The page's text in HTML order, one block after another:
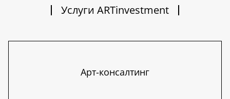
Услуги ARTinvestment
Арт-консалтинг